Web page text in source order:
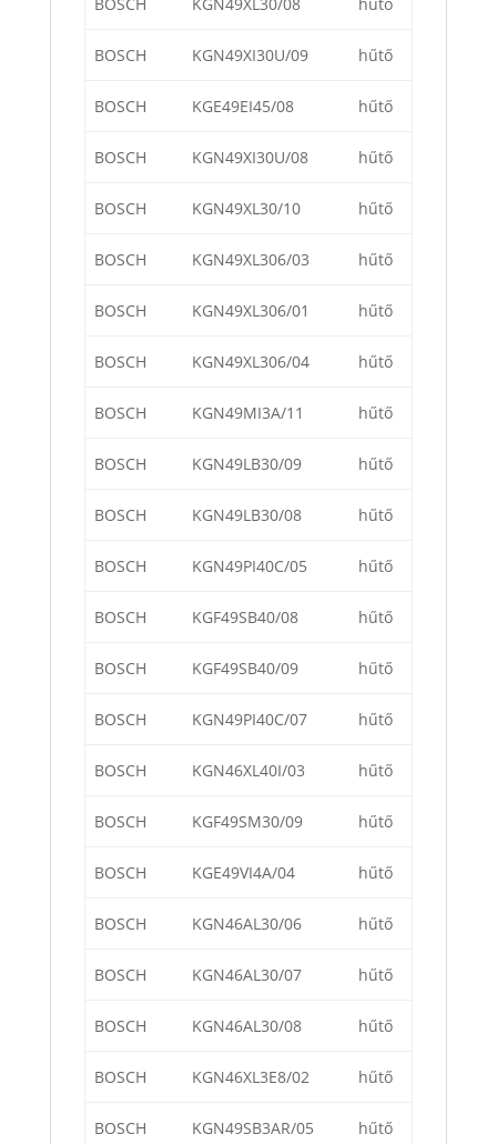
BOSCH KGN49XL30/08 hűtő
BOSCH KGN49XI30U/09 hűtő
BOSCH KGE49EI45/08 hűtő
BOSCH KGN49XI30U/08 hűtő
BOSCH KGN49XL30/10 hűtő
BOSCH KGN49XL306/03 hűtő
BOSCH KGN49XL306/01 hűtő
BOSCH KGN49XL306/04 hűtő
BOSCH KGN49MI3A/11 hűtő
BOSCH KGN49LB30/09 hűtő
BOSCH KGN49LB30/08 hűtő
BOSCH KGN49PI40C/05 hűtő
BOSCH KGF49SB40/08 hűtő
BOSCH KGF49SB40/09 hűtő
BOSCH KGN49PI40C/07 hűtő
BOSCH KGN46XL40I/03 hűtő
BOSCH KGF49SM30/09 hűtő
BOSCH KGE49VI4A/04 hűtő
BOSCH KGN46AL30/06 hűtő
BOSCH KGN46AL30/07 hűtő
BOSCH KGN46AL30/08 hűtő
BOSCH KGN46XL3E8/02 hűtő
BOSCH KGN49SB3AR/05 hűtő